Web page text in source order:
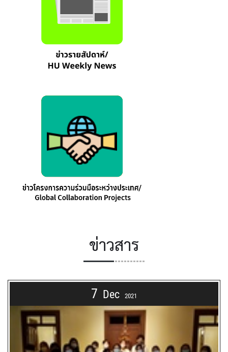
ข่าวสาร
7 Dec 2021